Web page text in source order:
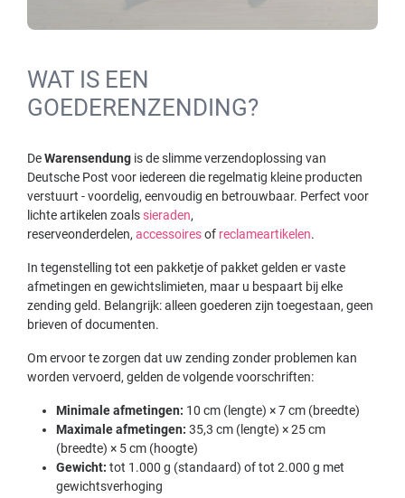
WAT IS EEN
GOEDERENZENDING?
DeWarensendung is de slimme verzendoplossing van
Deutsche Post voor iedereen die regelmatig kleine producten
verstuurt - voordelig, eenvoudig en betrouwbaar. Perfect voor
lichte artikelen zoalssieraden,
reserveonderdelen, accessoiresof reclameartikelen.
In tegenstelling tot een pakketje of pakket gelden er vaste
afmetingen en gewichtslimieten, maar u bespaart bij elke
zending geld. Belangrijk: alleen goederen zijn toegestaan, geen
brieven of documenten.
Om ervoor te zorgen dat uw zending zonder problemen kan
worden vervoerd, gelden de volgende voorschriften:
Minimale afmetingen: 10 cm (lengte) × 7 cm (breedte)
Maximale afmetingen: 35,3 cm (lengte) × 25 cm
(breedte) × 5 cm (hoogte)
Gewicht: tot 1.000 g (standaard) of tot 2.000 g met
gewichtsverhoging